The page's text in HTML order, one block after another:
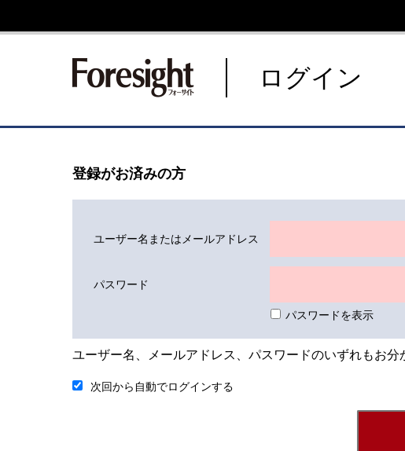
新潮社 Foresight フォーサイト
ログイン
登録がお済みの方
ユーザー名またはメールアドレス
パスワード
パスワードを表示
ユーザー名、メールアドレス、パスワードのいずれもお分
次回から自動でログインする